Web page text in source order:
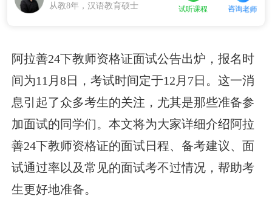
从教8年，汉语教育硕士 试听课程 咨询老师
阿拉善24下教师资格证面试公告出炉，报名时
间为11月8日，考试时间定于12月7日。这一消
息引起了众多考生的关注，尤其是那些准备参
加面试的同学们。本文将为大家详细介绍阿拉
善24下教师资格证的面试日程、备考建议、面
试通过率以及常见的面试考不过情况，帮助考
生更好地准备。